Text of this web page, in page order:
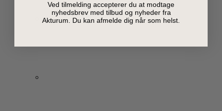
Ved tilmelding accepterer du at modtage
nyhedsbrev med tilbud og nyheder fra
Akturum. Du kan afmelde dig når som helst.